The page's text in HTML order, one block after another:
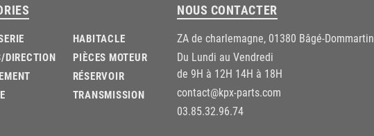
DIRECTION
HABITACLE
PIÈCES MOTEUR
RÉSERVOIR
TRANSMISSION
NOUS CONTACTER
ZA de charlemagne, 01380 Bâgé-Dommartin
Du Lundi au Vendredi
de 9H à 12H 14H à 18H
contact@kpx-parts.com
03.85.32.96.74